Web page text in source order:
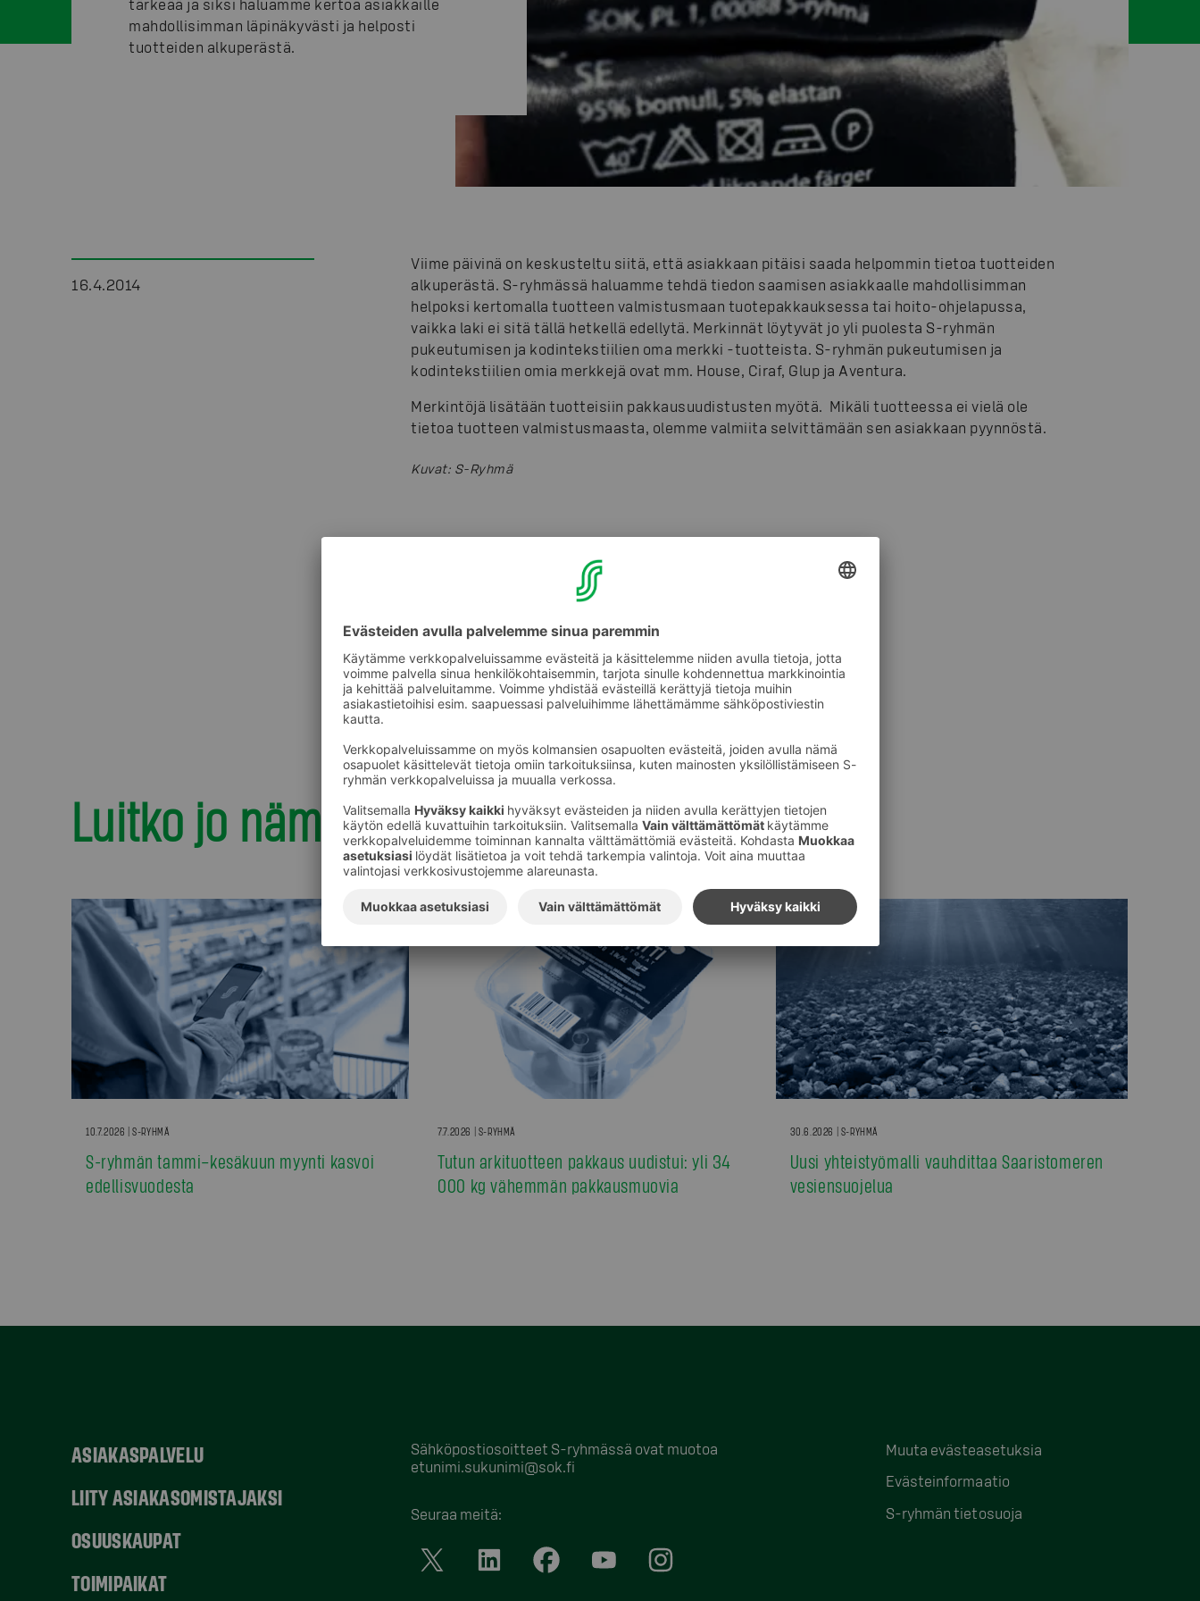
tärkeää ja siksi haluamme kertoa asiakkaille
mahdollisimman läpinäkyvästi ja helposti
tuotteiden alkuperästä.
16.4.2014
Viime päivinä on keskusteltu siitä, että asiakkaan pitäisi saada helpommin tietoa tuotteiden
alkuperästä. S-ryhmässä haluamme tehdä tiedon saamisen asiakkaalle mahdollisimman
helpoksi kertomalla tuotteen valmistusmaan tuotepakkauksessa tai hoito-ohjelapussa,
vaikka laki ei sitä tällä hetkellä edellytä. Merkinnät löytyvät jo yli puolesta S-ryhmän
pukeutumisen ja kodintekstiilien oma merkki -tuotteista. S-ryhmän pukeutumisen ja
kodintekstiilien omia merkkejä ovat mm. House, Ciraf, Glup ja Aventura.
Merkintöjä lisätään tuotteisiin pakkausuudistusten myötä. Mikäli tuotteessa ei vielä ole
tietoa tuotteen valmistusmaasta, olemme valmiita selvittämään sen asiakkaan pyynnöstä.
Kuvat: S-Ryhmä
Luitko jo nämä?
10.7.2026 | S-RYHMÄ
S-ryhmän tammi–kesäkuun myynti kasvoi
edellisvuodesta
7.7.2026 | S-RYHMÄ
Tutun arkituotteen pakkaus uudistui: yli 34
000 kg vähemmän pakkausmuovia
30.6.2026 | S-RYHMÄ
Uusi yhteistyömalli vauhdittaa Saaristomeren
vesiensuojelua
ASIAKASPALVELU
LIITY ASIAKASOMISTAJAKSI
OSUUSKAUPAT
TOIMIPAIKAT
Sähköpostiosoitteet S-ryhmässä ovat muotoa
etunimi.sukunimi@sok.fi
Seuraa meitä:
Muuta evästeasetuksia
Evästeinformaatio
S-ryhmän tietosuoja